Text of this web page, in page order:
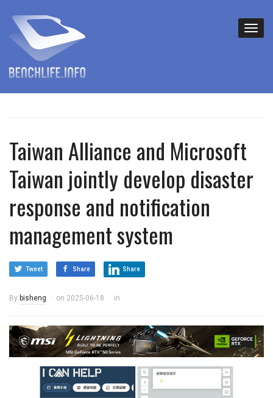
Taiwan Alliance and Microsoft
Taiwan jointly develop disaster
response and notification
management system
Tweet Share Share
By bisheng on 2025-06-18 in